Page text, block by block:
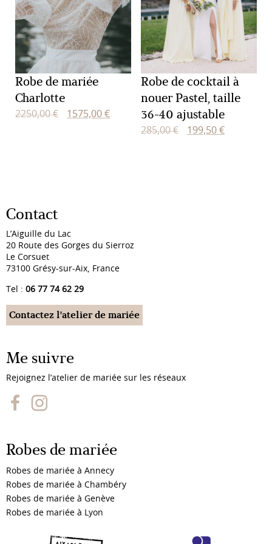
Robe de mariée
Charlotte
2250,00€
Le
1575,00 €
Robe de cocktail à
nouer Pastel, taille
36-40 ajustable
285,00€
Le
199,50 €
Contact
L’Aiguille du Lac
20 Route des Gorges du Sierroz
Le Corsuet
73100 Grésy-sur-Aix, France
Tel : 06 77 74 62 29
Contactez l'atelier de mariée
Me suivre
Rejoignez l’atelier de mariée sur les réseaux
Robes de mariée
Robes de mariée à Annecy
Robes de mariée à Chambéry
Robes de mariée à Genève
Robes de mariée à Lyon